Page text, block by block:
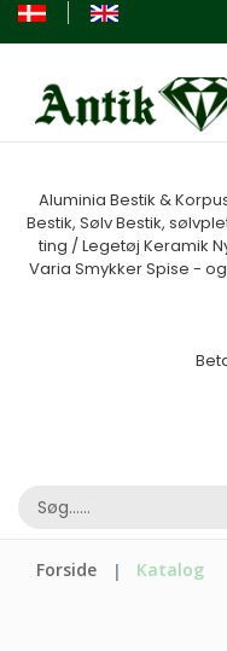
Aluminia Bestik &
Bestik, SølvBestik,
ting / Legetøj Keramik
Varia SmykkerSpise -
Forside Katalog